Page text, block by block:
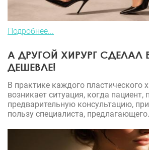
Подробнее...
А ДРУГОЙ ХИРУРГ СДЕЛАЛ
ДЕШЕВЛЕ!
В практике каждого пластического
возникает ситуация, когда пациент,
предварительную консультацию,
пользу специалиста,